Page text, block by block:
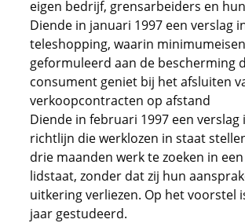
eigen bedrijf, grensarbeiders en
Diende in januari 1997 een verslag
teleshopping, waarin
geformuleerd aan de bescherming
consument geniet bij het afsluiten
verkoopcontracten op afstand
Diende in februari 1997 een verslag
richtlijn die werklozen in staat
drie maanden werk te zoeken in
lidstaat, zonder dat zij hun
uitkering verliezen. Op het voorstel
jaar gestudeerd.